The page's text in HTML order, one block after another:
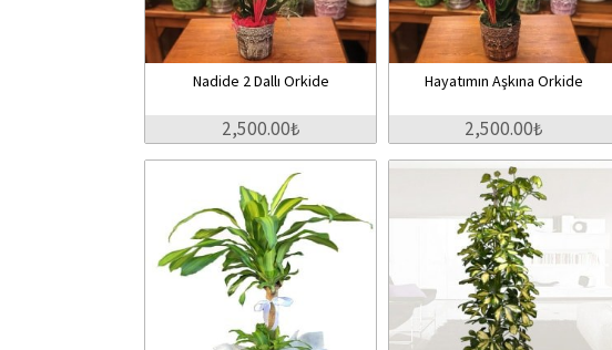
Nadide 2 Dallı Orkide
2,500.00₺
Hayatımın Aşkına Orkide
2,500.00₺